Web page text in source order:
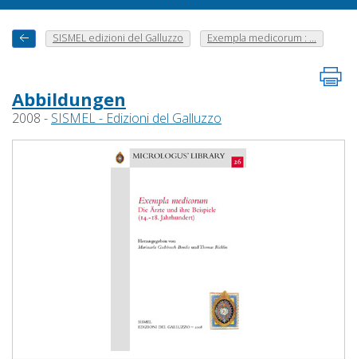
SISMEL edizioni del Galluzzo Exempla medicorum : ...
Abbildungen
2008 - SISMEL - Edizioni del Galluzzo